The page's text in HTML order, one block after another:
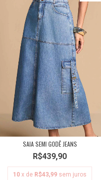
SAIA SEMI GODÊ JEANS
R$439,90
10 x de R$43,99 sem juros